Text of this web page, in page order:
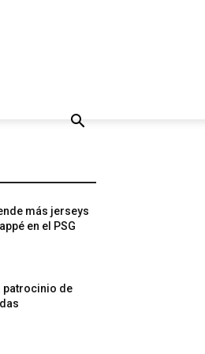
más jerseys
en el PSG
patrocinio de